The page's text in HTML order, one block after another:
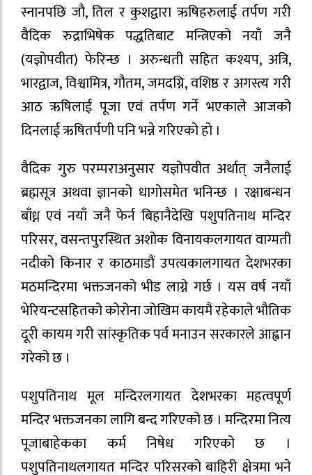
स्नानपछि जौ, तिल र कुशद्वारा ऋषिहरुलाई तर्पण गरी
वैदिक रुद्राभिषेक पद्धतिबाट मन्त्रिएको नयाँ जनै
(यज्ञोपवीत) फेरिन्छ । अरुन्धती सहित कश्यप, अत्रि,
भारद्वाज, विश्वामित्र, गौतम, जमदग्नि, वशिष्ठ र अगस्त्य गरी
आठ ऋषिलाई पूजा एवं तर्पण गर्ने भएकाले आजको
दिनलाई ऋषितर्पणी पनि भन्ने गरिएको हो ।
वैदिक गुरु परम्पराअनुसार यज्ञोपवीत अर्थात् जनैलाई
ब्रह्मसूत्र अथवा ज्ञानको धागोसमेत भनिन्छ । रक्षाबन्धन
बाँध्न एवं नयाँ जनै फेर्न बिहानैदेखि पशुपतिनाथ मन्दिर
परिसर, वसन्तपुरस्थित अशोक विनायकलगायत वाग्मती
नदीको किनार र काठमाडौं उपत्यकालगायत देशभरका
मठमन्दिरमा भक्तजनको भीड लाग्ने गर्छ । यस वर्ष नयाँ
भेरियन्टसहितको कोरोना जोखिम कायमै रहेकाले भौतिक
दूरी कायम गरी सांस्कृतिक पर्व मनाउन सरकारले आह्वान
गरेको छ ।
पशुपतिनाथ मूल मन्दिरलगायत देशभरका महत्वपूर्ण
मन्दिर भक्तजनका लागि बन्द गरिएको छ । मन्दिरमा नित्य
पूजाबाहेकका कर्म निषेध गरिएको छ ।
पशुपतिनाथलगायत मन्दिर परिसरको बाहिरी क्षेत्रमा भने